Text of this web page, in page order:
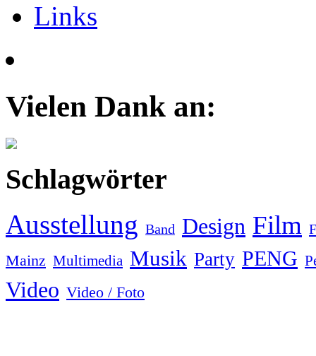
Links
Vielen Dank an:
Schlagwörter
Ausstellung Band Design Film
Mainz Multimedia Musik Party PENG
Video Video / Foto